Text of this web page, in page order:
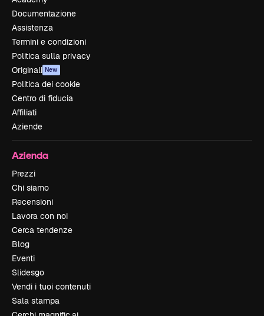
Documentazione
Assistenza
Termini e condizioni
Politica sulla privacy
Originali New
Politica dei cookie
Centro di fiducia
Affiliati
Aziende
Azienda
Prezzi
Chi siamo
Recensioni
Lavora con noi
Cerca tendenze
Blog
Eventi
Slidesgo
Vendi i tuoi contenuti
Sala stampa